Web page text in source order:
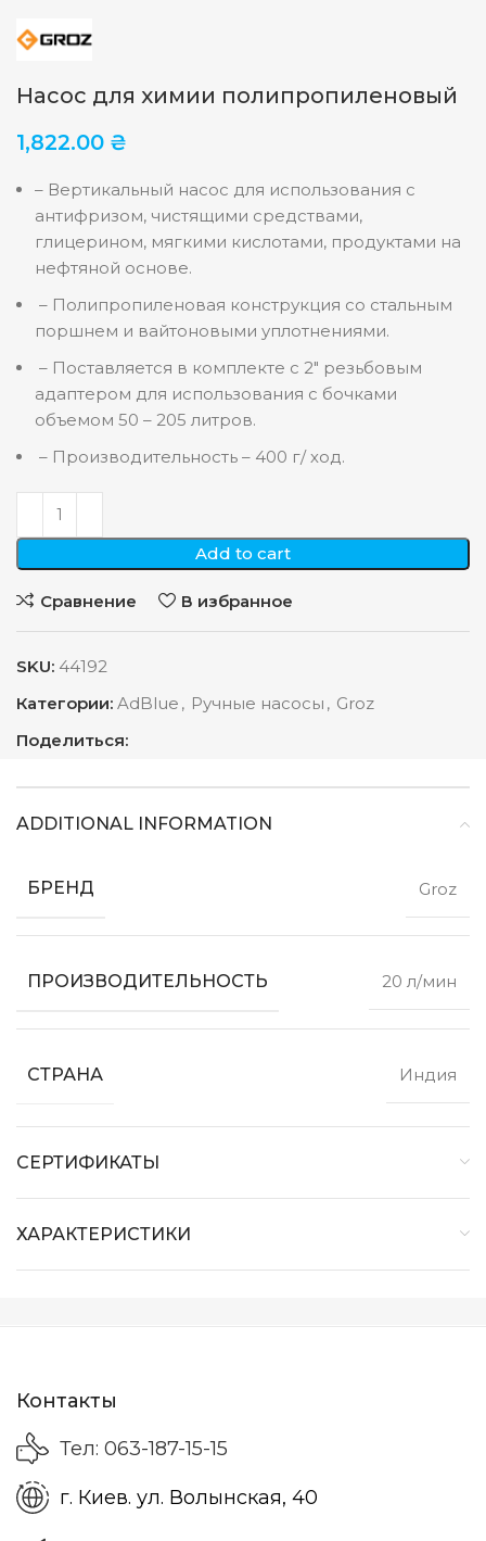
Насос для химии полипропиленовый
1,822.00 ₴
– Вертикальный насос для использования с
антифризом, чистящими средствами,
глицерином, мягкими кислотами, продуктами на
нефтяной основе.
– Полипропиленовая конструкция со стальным
поршнем и вайтоновыми уплотнениями.
– Поставляется в комплекте с 2″ резьбовым
адаптером для использования с бочками
объемом 50 – 205 литров.
– Производительность – 400 г/ ход.
Add to cart
Сравнение В избранное
SKU: 44192
Категории: AdBlue , Ручные насосы , Groz
Поделиться:
ADDITIONAL INFORMATION
БРЕНД Groz
ПРОИЗВОДИТЕЛЬНОСТЬ 20 л/мин
СТРАНА Индия
СЕРТИФИКАТЫ
ХАРАКТЕРИСТИКИ
Контакты
Тел: 063-187-15-15
г. Киев. ул. Волынская, 40